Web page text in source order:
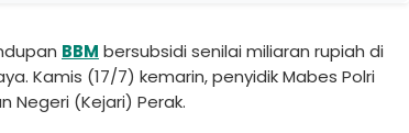
BBM bersubsidi senilai miliaran rupiah di
Kamis (17/7) kemarin, penyidik Mabes Polri
Negeri (Kejari) Perak.